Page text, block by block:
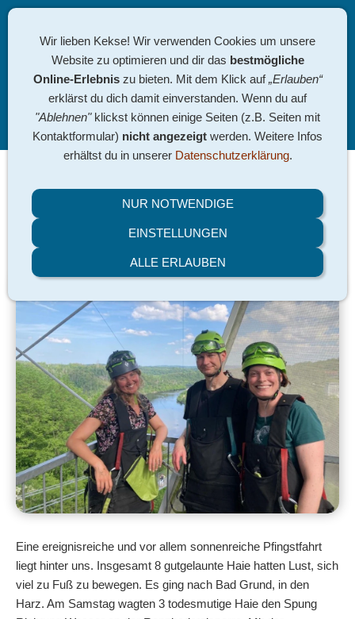
Navigation einblenden
23.-25.05.26 - Pfingstfahrt in
den Harz
Eine ereignisreiche und vor allem sonnenreiche Pfingstfahrt
liegt hinter uns. Insgesamt 8 gutgelaunte Haie hatten Lust, sich
viel zu Fuß zu bewegen. Es ging nach Bad Grund, in den
Harz. Am Samstag wagten 3 todesmutige Haie den Spung
Wir lieben Kekse! Wir verwenden Cookies um unsere
Website zu optimieren und dir das bestmögliche
Online-Erlebniszu bieten. Mit dem Klick auf„Erlauben“
erklärst du dich damit einverstanden. Wenn du auf
"Ablehnen" klickst können einige Seiten (z.B. Seiten mit
Kontaktformular) nicht angezeigt werden. Weitere Infos
erhältst du in unserer Datenschutzerklärung.
NUR NOTWENDIGE
EINSTELLUNGEN
ALLE ERLAUBEN